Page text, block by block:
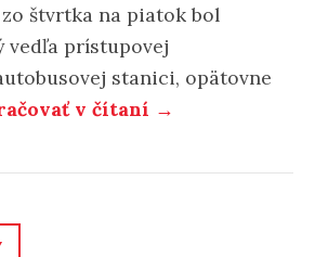
štvrtka na piatok bol
vedľa prístupovej
stanici, opätovne
v čítaní →